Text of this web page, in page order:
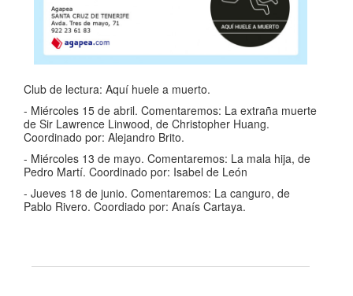
Club de lectura: Aquí huele a muerto.
- Miércoles 15 de abril. Comentaremos: La extraña muerte
de Sir Lawrence Linwood, de Christopher Huang.
Coordinado por: Alejandro Brito.
- Miércoles 13 de mayo. Comentaremos: La mala hija, de
Pedro Martí. Coordinado por: Isabel de León
- Jueves 18 de junio. Comentaremos: La canguro, de
Pablo Rivero. Coordiado por: Anaís Cartaya.